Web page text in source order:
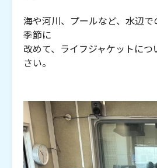
海や河川、プールなど、水辺
季節に
改めて、ライフジャケットに
さい。